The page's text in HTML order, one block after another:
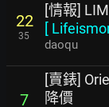
22
35
[情報]
[
daoqu
7
[賣錶]
降價